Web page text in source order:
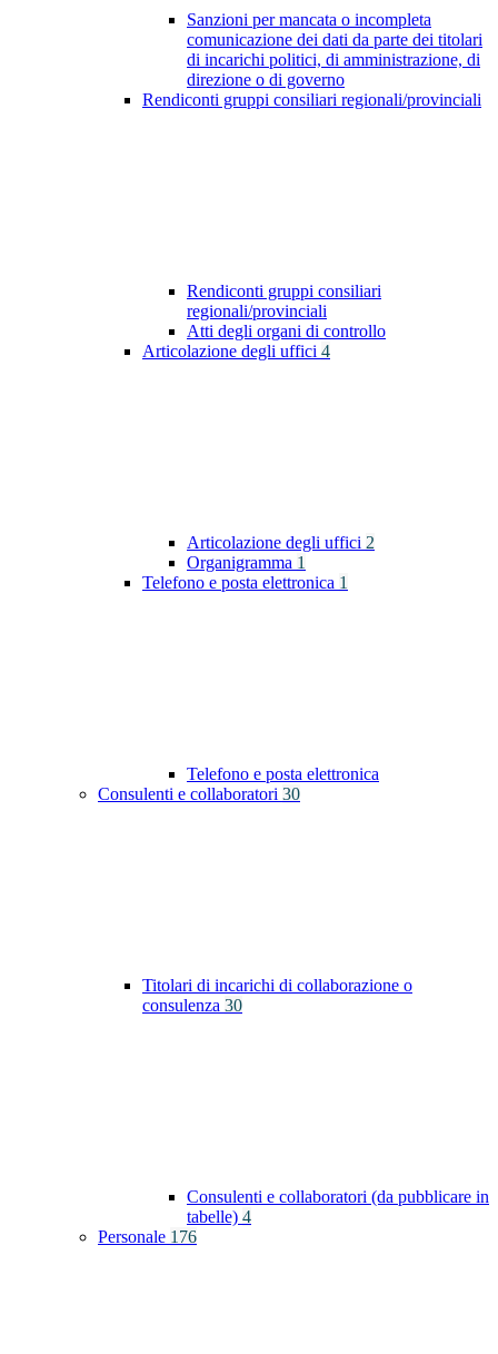
Sanzioni per mancata o incompleta
comunicazione dei dati da parte dei titolari
di incarichi politici, di amministrazione, di
direzione o di governo
Rendiconti gruppi consiliari regionali/provinciali
Rendiconti gruppi consiliari
regionali/provinciali
Atti degli organi di controllo
Articolazione degli uffici 4
Articolazione degli uffici 2
Organigramma 1
Telefono e posta elettronica 1
Telefono e posta elettronica
Consulenti e collaboratori 30
Titolari di incarichi di collaborazione o
consulenza 30
Consulenti e collaboratori (da pubblicare in
tabelle) 4
Personale 176